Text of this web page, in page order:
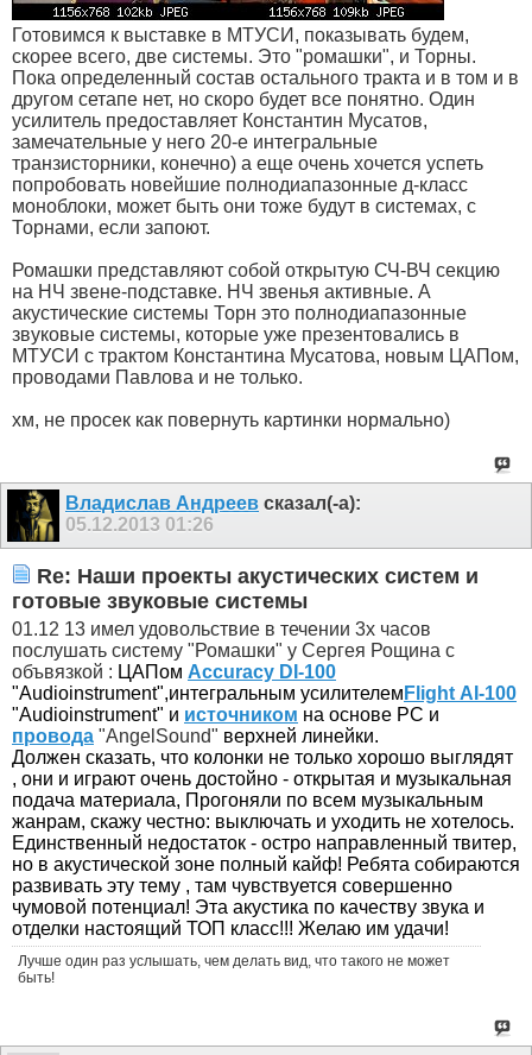
Готовимся к выставке в МТУСИ, показывать будем,
скорее всего, две системы. Это "ромашки", и Торны.
Пока определенный состав остального тракта и в том и в
другом сетапе нет, но скоро будет все понятно. Один
усилитель предоставляет Константин Мусатов,
замечательные у него 20-е интегральные
транзисторники, конечно) а еще очень хочется успеть
попробовать новейшие полнодиапазонные д-класс
моноблоки, может быть они тоже будут в системах, с
Торнами, если запоют.
Ромашки представляют собой открытую СЧ-ВЧ секцию
на НЧ звене-подставке. НЧ звенья активные. А
акустические системы Торн это полнодиапазонные
звуковые системы, которые уже презентовались в
МТУСИ с трактом Константина Мусатова, новым ЦАПом,
проводами Павлова и не только.
хм, не просек как повернуть картинки нормально)
Владислав Андреев сказал(-а):
05.12.2013 01:26
Re: Наши проекты акустических систем и
готовые звуковые системы
01.12 13 имел удовольствие в течении 3х часов
послушать систему "Ромашки" у Сергея Рощина с
объвязкой : ЦАПом Accuracy DI-100
"Audioinstrument",интегральным усилителем Flight АI-100
"Audioinstrument" и источником на основе PC и
провода "AngelSound" верхней линейки.
Должен сказать, что колонки не только хорошо выглядят
, они и играют очень достойно - открытая и музыкальная
подача материала, Прогоняли по всем музыкальным
жанрам, скажу честно: выключать и уходить не хотелось.
Единственный недостаток - остро направленный твитер,
но в акустической зоне полный кайф! Ребята собираются
развивать эту тему , там чувствуется совершенно
чумовой потенциал! Эта акустика по качеству звука и
отделки настоящий ТОП класс!!! Желаю им удачи!
Лучше один раз услышать, чем делать вид, что такого не может
быть!